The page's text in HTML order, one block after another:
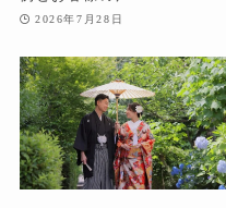
2026年7月28日